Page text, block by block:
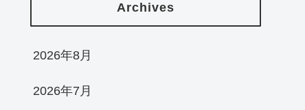
Archives
2026年8月
2026年7月